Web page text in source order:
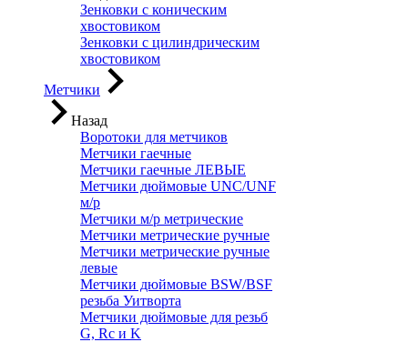
Зенковки с коническим
хвостовиком
Зенковки с цилиндрическим
хвостовиком
Метчики
Назад
Воротоки для метчиков
Метчики гаечные
Метчики гаечные ЛЕВЫЕ
Метчики дюймовые UNC/UNF
м/р
Метчики м/р метрические
Метчики метрические ручные
Метчики метрические ручные
левые
Метчики дюймовые BSW/BSF
резьба Уитворта
Метчики дюймовые для резьб
G, Rc и K